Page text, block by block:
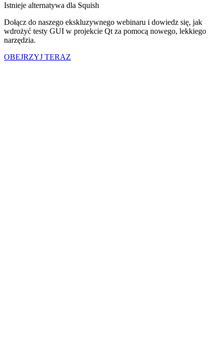
Istnieje alternatywa dla Squish
Dołącz do naszego ekskluzywnego webinaru i dowiedz się, jak
wdrożyć testy GUI w projekcie Qt za pomocą nowego, lekkiego
narzędzia.
OBEJRZYJ TERAZ